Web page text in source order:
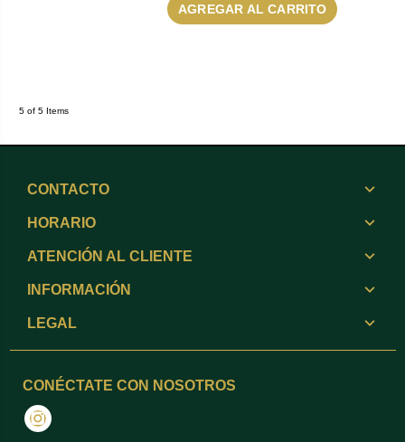
AGREGAR AL CARRITO
5 of 5 Items
CONTACTO
HORARIO
ATENCIÓN AL CLIENTE
INFORMACIÓN
LEGAL
CONÉCTATE CON NOSOTROS
Instagram